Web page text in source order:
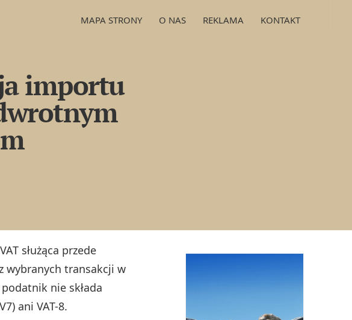
MAPA STRONY O NAS REKLAMA KONTAKT
importu
służąca przede
wybranych transakcji w
nie składa
ani VAT-8.